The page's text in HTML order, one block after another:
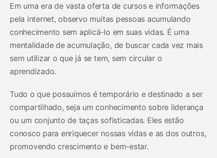
Em uma era de vasta oferta de cursos e informações
pela internet, observo muitas pessoas acumulando
conhecimento sem aplicá-lo em suas vidas. É uma
mentalidade de acumulação, de buscar cada vez mais
sem utilizar o que já se tem, sem circular o
aprendizado.
Tudo o que possuímos é temporário e destinado a ser
compartilhado, seja um conhecimento sobre liderança
ou um conjunto de taças sofisticadas. Eles estão
conosco para enriquecer nossas vidas e as dos outros,
promovendo crescimento e bem-estar.